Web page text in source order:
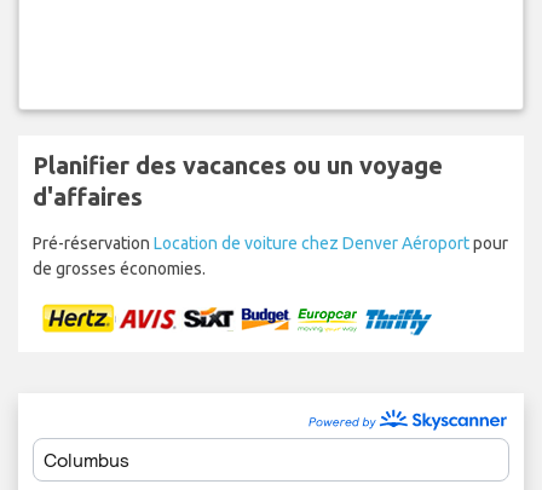
Planifier des vacances ou un voyage
d'affaires
Pré-réservation Location de voiture chez Denver Aéroportpour
de grosses économies.